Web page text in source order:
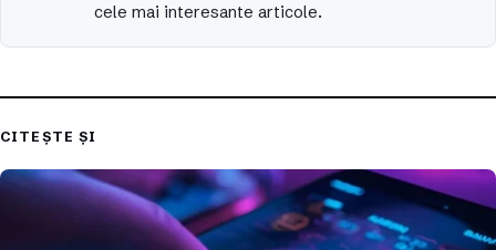
cele mai interesante articole.
CITEȘTE ȘI